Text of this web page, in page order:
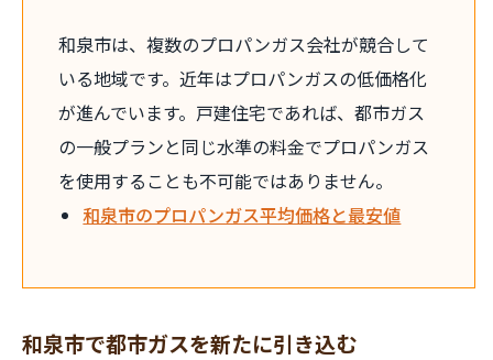
和泉市は、複数のプロパンガス会社が競合して
いる地域です。近年はプロパンガスの低価格化
が進んでいます。戸建住宅であれば、都市ガス
の一般プランと同じ水準の料金でプロパンガス
を使用することも不可能ではありません。
和泉市のプロパンガス平均価格と最安値
和泉市で都市ガスを新たに引き込む